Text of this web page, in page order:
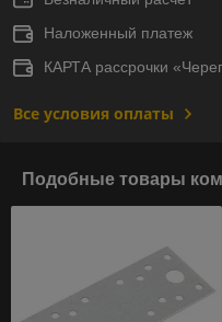
Наложенный платеж
КАРТА рассрочки
Все условия оплаты
Подобные товары